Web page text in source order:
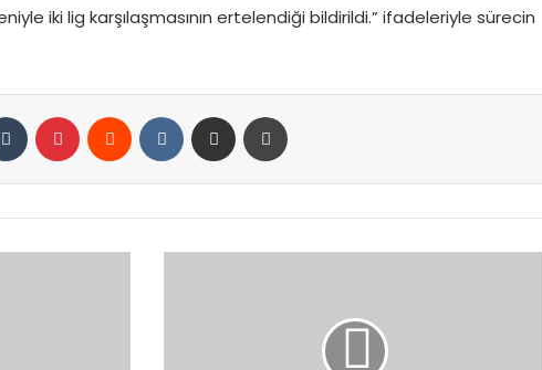
iki lig karşılaşmasının ertelendiği bildirildi.” ifadeleriyle sürecin
Tumblr Pinterest Reddit VKontakteE-Posta ile paylaş